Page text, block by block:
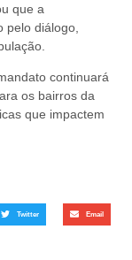
que a
pelo diálogo,
continuará
os bairros da
que impactem
Twitter Email